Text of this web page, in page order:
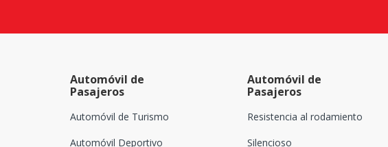
Automóvil de
Pasajeros
Automóvil de Turismo
Automóvil Deportivo
Automóvil de
Pasajeros
Resistencia al rodamiento
Silencioso